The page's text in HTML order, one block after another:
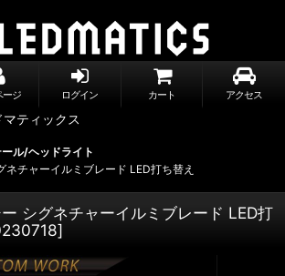
ージ ログイン カート アクセス
ル/ヘッドライト
ネチャーイルミブレード LED打ち替え
シグネチャーイルミブレード LED打
]